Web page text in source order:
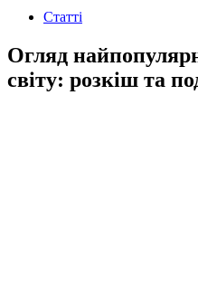
Статті
Огляд
світу: розкіш та